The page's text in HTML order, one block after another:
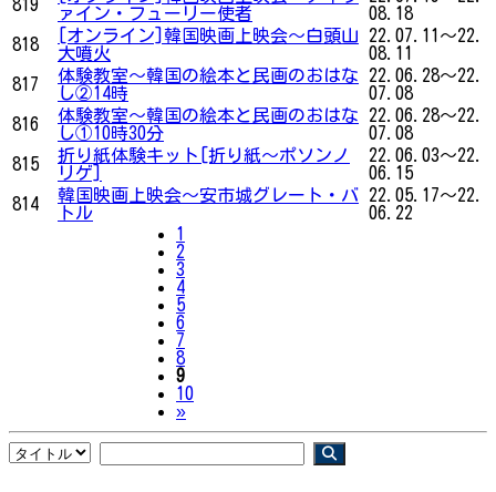
819
ァイン・フューリー使者
08.18
818
[オンライン]韓国映画上映会〜白頭山
大噴火
22.07.11～22.
08.11
817
体験教室～韓国の絵本と民画のおはな
し②14時
22.06.28～22.
07.08
816
体験教室～韓国の絵本と民画のおはな
し①10時30分
22.06.28～22.
07.08
815
折り紙体験キット[折り紙〜ポソンノ
リゲ]
22.06.03～22.
06.15
814
韓国映画上映会〜安市城グレート・バ
トル
22.05.17～22.
06.22
1
2
3
4
5
6
7
8
9
10
»Next